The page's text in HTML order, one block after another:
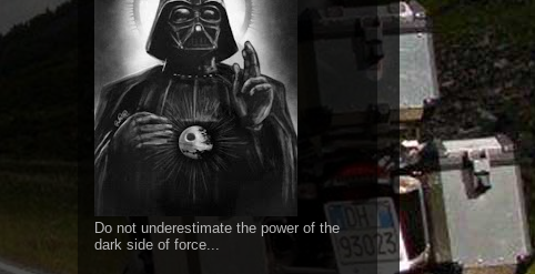
Do not underestimate the power of the
dark side of force...